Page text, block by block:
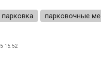
парковка парковочные
15:52